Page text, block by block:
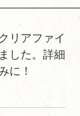
リアファイ
した。詳細
に！